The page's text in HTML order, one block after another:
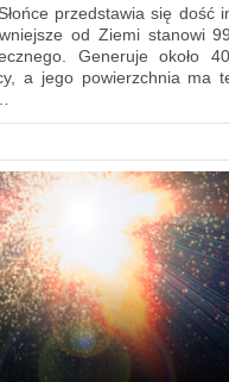
przedstawia się dość
od Ziemi stanowi
Generuje około
a jego powierzchnia ma